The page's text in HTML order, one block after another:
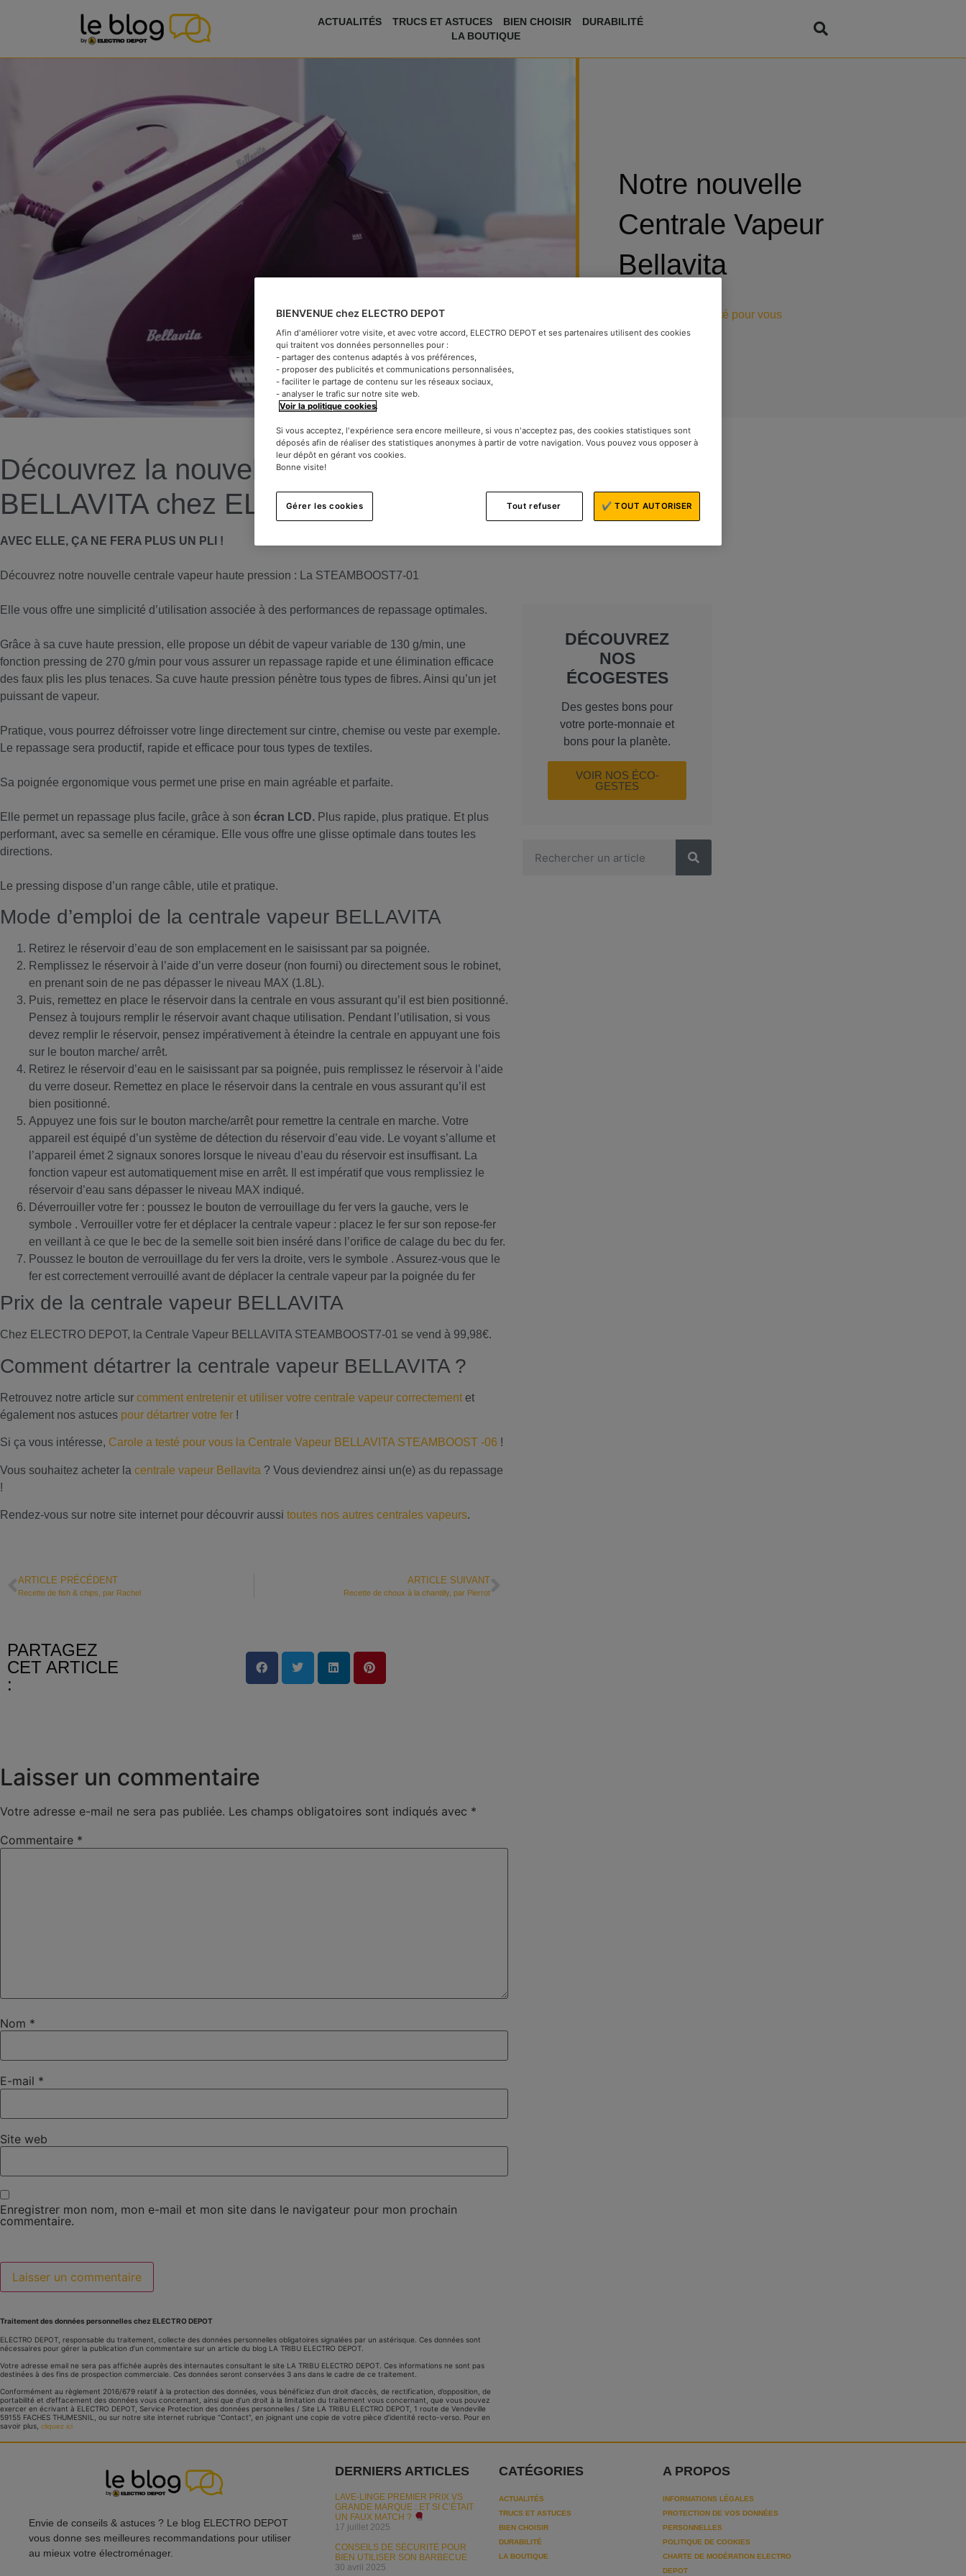
ACTUALITÉS TRUCS ET ASTUCES BIEN CHOISIR
DURABILITÉ
LA BOUTIQUE
Notre nouvelle
Centrale Vapeur
Bellavita
On a testé pour vous
Découvrez la nouvelle Centrale Vapeur
BELLAVITA chez ELECTRO DEPOT
AVEC ELLE, ÇA NE FERA PLUS UN PLI !
Découvrez notre nouvelle centrale vapeur haute pression : La STEAMBOOST7-01
Elle vous offre une simplicité d’utilisation associée à des performances de repassage optimales.
Grâce à sa cuve haute pression, elle propose un débit de vapeur variable de 130 g/min, une
fonction pressing de 270 g/min pour vous assurer un repassage rapide et une élimination efficace
des faux plis les plus tenaces. Sa cuve haute pression pénètre tous types de fibres. Ainsi qu’un jet
puissant de vapeur.
Pratique, vous pourrez défroisser votre linge directement sur cintre, chemise ou veste par exemple.
Le repassage sera productif, rapide et efficace pour tous types de textiles.
Sa poignée ergonomique vous permet une prise en main agréable et parfaite.
Elle permet un repassage plus facile, grâce à son écran LCD. Plus rapide, plus pratique. Et plus
performant, avec sa semelle en céramique. Elle vous offre une glisse optimale dans toutes les
directions.
Le pressing dispose d’un range câble, utile et pratique.
Mode d’emploi de la centrale vapeur BELLAVITA
Retirez le réservoir d’eau de son emplacement en le saisissant par sa poignée.
Remplissez le réservoir à l’aide d’un verre doseur (non fourni) ou directement sous le robinet,
en prenant soin de ne pas dépasser le niveau MAX (1.8L).
Puis, remettez en place le réservoir dans la centrale en vous assurant qu’il est bien positionné.
Pensez à toujours remplir le réservoir avant chaque utilisation. Pendant l’utilisation, si vous
devez remplir le réservoir, pensez impérativement à éteindre la centrale en appuyant une fois
sur le bouton marche/ arrêt.
Retirez le réservoir d’eau en le saisissant par sa poignée, puis remplissez le réservoir à l’aide
du verre doseur. Remettez en place le réservoir dans la centrale en vous assurant qu’il est
bien positionné.
Appuyez une fois sur le bouton marche/arrêt pour remettre la centrale en marche. Votre
appareil est équipé d’un système de détection du réservoir d’eau vide. Le voyant s’allume et
l’appareil émet 2 signaux sonores lorsque le niveau d’eau du réservoir est insuffisant. La
fonction vapeur est automatiquement mise en arrêt. Il est impératif que vous remplissiez le
réservoir d’eau sans dépasser le niveau MAX indiqué.
Déverrouiller votre fer : poussez le bouton de verrouillage du fer vers la gauche, vers le
symbole . Verrouiller votre fer et déplacer la centrale vapeur : placez le fer sur son repose-fer
en veillant à ce que le bec de la semelle soit bien inséré dans l’orifice de calage du bec du fer.
Poussez le bouton de verrouillage du fer vers la droite, vers le symbole . Assurez-vous que le
fer est correctement verrouillé avant de déplacer la centrale vapeur par la poignée du fer
Prix de la centrale vapeur BELLAVITA
Chez ELECTRO DEPOT, la Centrale Vapeur BELLAVITA STEAMBOOST7-01 se vend à 99,98€.
Comment détartrer la centrale vapeur BELLAVITA ?
Retrouvez notre article sur comment entretenir et utiliser votre centrale vapeur correctement et
également nos astuces pour détartrer votre fer !
Si ça vous intéresse, Carole a testé pour vous la Centrale Vapeur BELLAVITA STEAMBOOST -06 !
Vous souhaitez acheter la centrale vapeur Bellavita ? Vous deviendrez ainsi un(e) as du repassage
!
Rendez-vous sur notre site internet pour découvrir aussi toutes nos autres centrales vapeurs.
ARTICLE PRÉCÉDENT
Recette de fish & chips, par Rachel
ARTICLE SUIVANT
Recette de choux à la chantilly, par Pierrot
PARTAGEZ
CET ARTICLE
:
Laisser un commentaire
Votre adresse e-mail ne sera pas publiée. Les champs obligatoires sont indiqués avec *
Commentaire *
Nom *
E-mail *
Site web
Enregistrer mon nom, mon e-mail et mon site dans le navigateur pour mon prochain
commentaire.
Traitement des données personnelles chez ELECTRO DEPOT
ELECTRO DEPOT, responsable du traitement, collecte des données personnelles obligatoires signalées par un astérisque. Ces données sont
nécessaires pour gérer la publication d’un commentaire sur un article du blog LA TRIBU ELECTRO DEPOT.
Votre adresse email ne sera pas affichée auprès des internautes consultant le site LA TRIBU ELECTRO DEPOT. Ces informations ne sont pas
destinées à des fins de prospection commerciale. Ces données seront conservées 3 ans dans le cadre de ce traitement.
Conformément au règlement 2016/679 relatif à la protection des données, vous bénéficiez d’un droit d’accès, de rectification, d’opposition, de
portabilité et d’effacement des données vous concernant, ainsi que d’un droit à la limitation du traitement vous concernant, que vous pouvez
exercer en écrivant à ELECTRO DEPOT, Service Protection des données personnelles / Site LA TRIBU ELECTRO DEPOT, 1 route de Vendeville
59155 FACHES THUMESNIL, ou sur notre site internet rubrique “Contact”, en joignant une copie de votre pièce d’identité recto-verso. Pour en
savoir plus, cliquez ici
DÉCOUVREZ
NOS
ÉCOGESTES
Des gestes bons pour
votre porte-monnaie et
bons pour la planète.
VOIR NOS ÉCO-
GESTES
Envie de conseils & astuces ? Le blog ELECTRO DEPOT
vous donne ses meilleures recommandations pour utiliser
au mieux votre électroménager.
DERNIERS ARTICLES
LAVE-LINGE PREMIER PRIX VS
GRANDE MARQUE : ET SI C’ÉTAIT
UN FAUX MATCH ?
17 juillet 2025
CONSEILS DE SÉCURITÉ POUR
BIEN UTILISER SON BARBECUE
30 avril 2025
CATÉGORIES
ACTUALITÉS
TRUCS ET ASTUCES
BIEN CHOISIR
DURABILITÉ
LA BOUTIQUE
A PROPOS
INFORMATIONS LÉGALES
PROTECTION DE VOS DONNÉES
PERSONNELLES
POLITIQUE DE COOKIES
CHARTE DE MODÉRATION ELECTRO
DEPOT
BIENVENUE chez ELECTRO DEPOT
Afin d'améliorer votre visite, et avec votre accord, ELECTRO DEPOT et ses partenaires utilisent des cookies
qui traitent vos données personnelles pour :
- partager des contenus adaptés à vos préférences,
- proposer des publicités et communications personnalisées,
- faciliter le partage de contenu sur les réseaux sociaux,
- analyser le trafic sur notre site web.
Voir la politique cookies.
Si vous acceptez, l'expérience sera encore meilleure, si vous n'acceptez pas, des cookies statistiques sont
déposés afin de réaliser des statistiques anonymes à partir de votre navigation. Vous pouvez vous opposer à
leur dépôt en gérant vos cookies.
Bonne visite!
Gérer les cookies Tout refuser ✔ TOUT AUTORISER